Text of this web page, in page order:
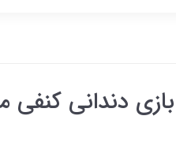
دندانی